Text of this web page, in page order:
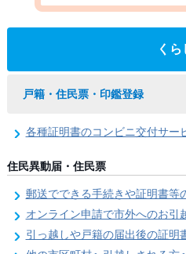
くら
戸籍・住民票・印鑑登録
各種証明書のコンビニ交付サー
住民異動届・住民票
郵送でできる手続きや証明書等の交付
オンライン申請で市外へのお引越
引っ越しや戸籍の届出後の証明